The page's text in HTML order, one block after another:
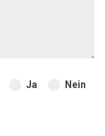
Ja
Nein